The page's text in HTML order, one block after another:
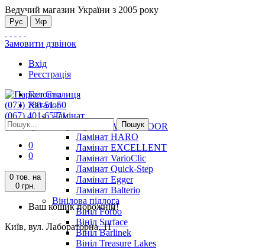
Ведучий магазин України з 2005 року
Рус Укр
Замовити дзвінок
Вхід
Реєстрація
(073) 780-51-50
(067) 401-65-71
Київ, вул. Лабораторна, 11
Пошук
0
0
0 тов. на
0 грн.
Ваш кошик порожній!
Київ, вул. Лабораторна, 11
Головна
Каталог
Ламінат
Ламінат ALSAFLOOR
Ламінат HARO
Ламінат EXCELLENT
Ламінат VarioClic
Ламінат Quick-Step
Ламінат Egger
Ламінат Balterio
Вінілова підлога
Вініл Forbo
Вініл Surface
Вініл Barlinek
Вініл Treasure Lakes